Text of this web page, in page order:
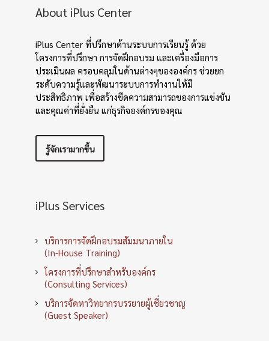
About iPlus Center
iPlus Center ที่ปรึกษาด้านระบบการเรียนรู้ ด้วย
โครงการที่ปรึกษา การจัดฝึกอบรม และเครื่องมือการ
ประเมินผล ครอบคลุมในด้านต่างๆขององค์กร ช่วยยก
ระดับความรู้และพัฒนาระบบการทำงานให้มี
ประสิทธิภาพ เพื่อสร้างขีดความสามารถของการแข่งขัน
และคุณค่าที่ยั่งยืน แก่ธุรกิจองค์กรของคุณ
รู้จักเรามากขึ้น
iPlus Services
บริการการจัดฝึกอบรมสัมมนาภายใน
(In-House Training)
โครงการที่ปรึกษาสำหรับองค์กร
(Consulting Services)
บริการจัดหาวิทยากรบรรยายผู้เชี่ยวชาญ
(Guest Speaker)